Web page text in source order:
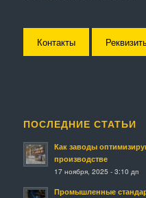
Контакты
ПОСЛЕДНИЕ СТАТЬИ
Как заводы
производстве
17 ноября, 2025 - 3:10 дп
Промышленные